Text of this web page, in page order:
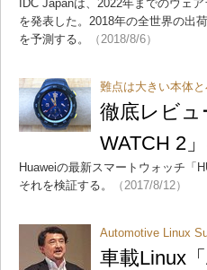
IDC Japanは、2022年までのウェ
を発表した。2018年の全世界の出
を予測する。
（2018/8/6）
難点は大きい本体
徹底レビ
WATCH 2
Huaweiの最新スマートウォッチ「
それを検証する。
（2017/8/12）
Automotive Linux
車載Linux